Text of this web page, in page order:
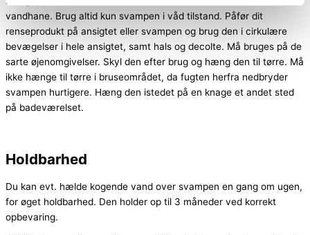
vandhane. Brug altid kun svampen i våd tilstand. Påfør dit
renseprodukt på ansigtet eller svampen og brug den i cirkulære
bevægelser i hele ansigtet, samt hals og decolte. Må bruges på de
sarte øjenomgivelser. Skyl den efter brug og hæng den til tørre. Må
ikke hænge til tørre i bruseområdet, da fugten herfra nedbryder
svampen hurtigere. Hæng den istedet på en knage et andet sted
på badeværelset.
Holdbarhed
Du kan evt. hælde kogende vand over svampen en gang om ugen,
for øget holdbarhed. Den holder op til 3 måneder ved korrekt
opbevaring.